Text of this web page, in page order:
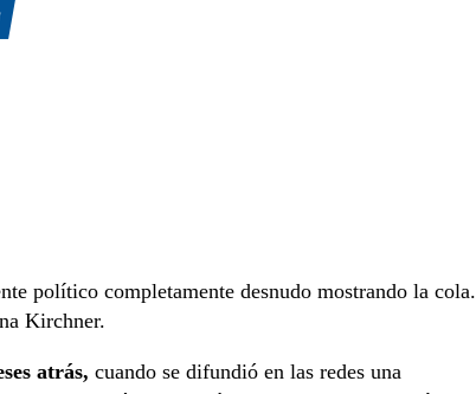
político completamente desnudo mostrando la cola.
Kirchner.
atrás, cuando se difundió en las redes una